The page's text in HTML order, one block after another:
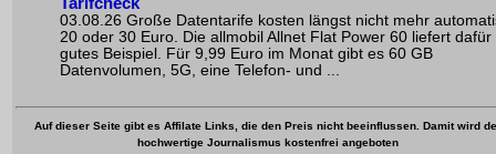
03.08.26 Große Datentarife kosten längst nicht mehr
20 oder 30 Euro. Die allmobil Allnet Flat Power 60 liefert dafür
gutes Beispiel. Für 9,99 Euro im Monat gibt es 60 GB
Datenvolumen, 5G, eine Telefon- und ...
Auf dieser Seite gibt es Affilate Links, die den Preis nicht beeinflussen. Damit wird
hochwertige Journalismus kostenfrei angeboten